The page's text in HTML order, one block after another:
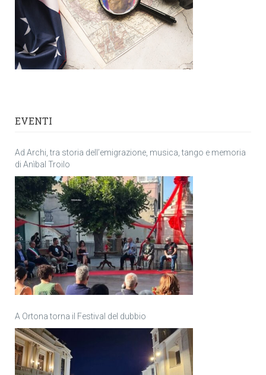
EVENTI
Ad Archi, tra storia dell’emigrazione, musica, tango e memoria
di Anìbal Troilo
A Ortona torna il Festival del dubbio